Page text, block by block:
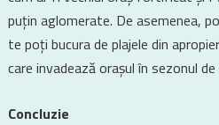
puțin aglomerate. De asemenea,
te poți bucura de plajele din
care invadează orașul în sezonul de
Concluzie